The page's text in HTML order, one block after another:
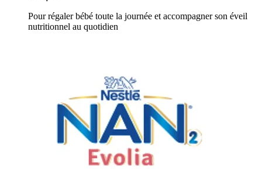
Pour régaler bébé toute la journée et accompagner son éveil
nutritionnel au quotidien